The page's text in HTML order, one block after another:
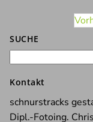
SUCHE
Kontakt
schnurstracks
Dipl.-Fotoing.